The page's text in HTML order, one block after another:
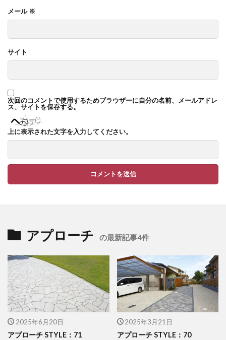
メール ※
サイト
次回のコメントで使用するためブラウザーに自分の名前、メールアドレ
ス、サイトを保存する。
上に表示された文字を入力してください。
アプローチ の最新記事4件
2025年6月20日
アプローチ STYLE：71
2025年3月21日
アプローチ STYLE：70
OnlyOne ラッセルポスト
OnlyOne 和錆
OnlyOne 真鍮製ポーチライト
OnlyOne 金彩水鉢
Penne DESIGN
STターフ
YKK エクステリアポスト T11型
YKK エクステリアポスト T9型
YKK エフルージュ FIRST
YKK リレーリア
YKK ルシアスウォール
アドヴァン オーシャンストーン
アマゾンジャラ
イナバ物置 タイヤストッカー
イナバ物置 ダストボックス
イナバ物置 ナイソー
イナバ物置 ネクスタ
イナバ物置 バイク保管庫
イナバ物置 フォルタ
イナバ物置 自転車置場 BFXタイプ